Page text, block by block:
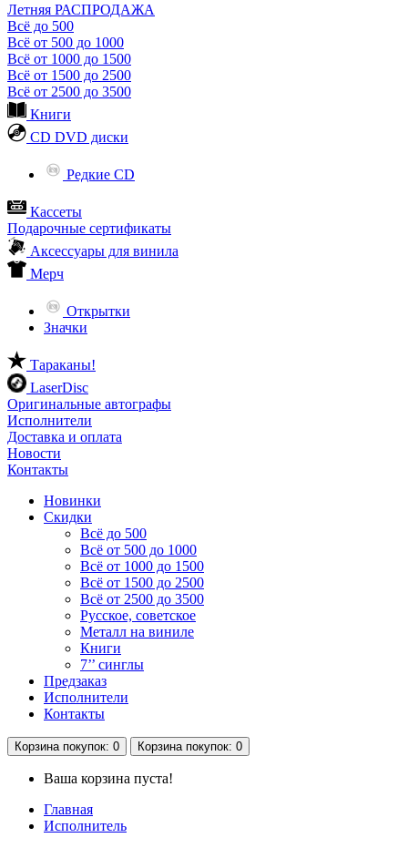
Летняя РАСПРОДАЖА
Всё до 500
Всё от 500 до 1000
Всё от 1000 до 1500
Всё от 1500 до 2500
Всё от 2500 до 3500
Книги
CD DVD диски
Редкие CD
Кассеты
Подарочные сертификаты
Аксессуары для винила
Мерч
Открытки
Значки
Тараканы!
LaserDisc
Оригинальные автографы
Исполнители
Доставка и оплата
Новости
Контакты
Новинки
Скидки
Всё до 500
Всё от 500 до 1000
Всё от 1000 до 1500
Всё от 1500 до 2500
Всё от 2500 до 3500
Русское, советское
Металл на виниле
Книги
7’’ синглы
Предзаказ
Исполнители
Контакты
Корзина покупок: 0 Корзина покупок: 0
Ваша корзина пуста!
Главная
Исполнитель